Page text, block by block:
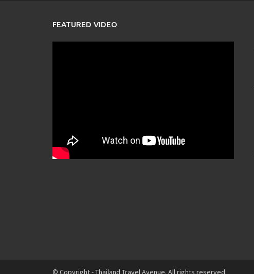
FEATURED VIDEO
© Copyright - Thailand Travel Avenue. All rights reserved.